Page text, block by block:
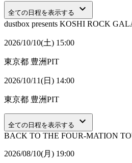
全ての日程を表示する keyboard_arrow_down
dustbox presents KOSHI ROCK
2026/10/10(土) 15:00
東京都 豊洲PIT
2026/10/11(日) 14:00
東京都 豊洲PIT
全ての日程を表示する keyboard_arrow_down
BACK TO THE FOUR-MATION
2026/08/10(月) 19:00